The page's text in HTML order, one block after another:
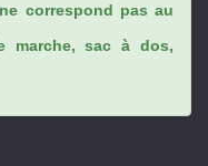
correspond pas au
marche, sac à dos,